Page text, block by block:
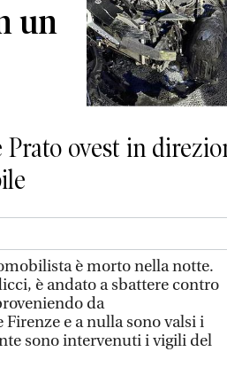
un
ovest in
è morto nella notte.
è andato a sbattere contro
da
e a nulla sono valsi i
sono intervenuti i vigili del